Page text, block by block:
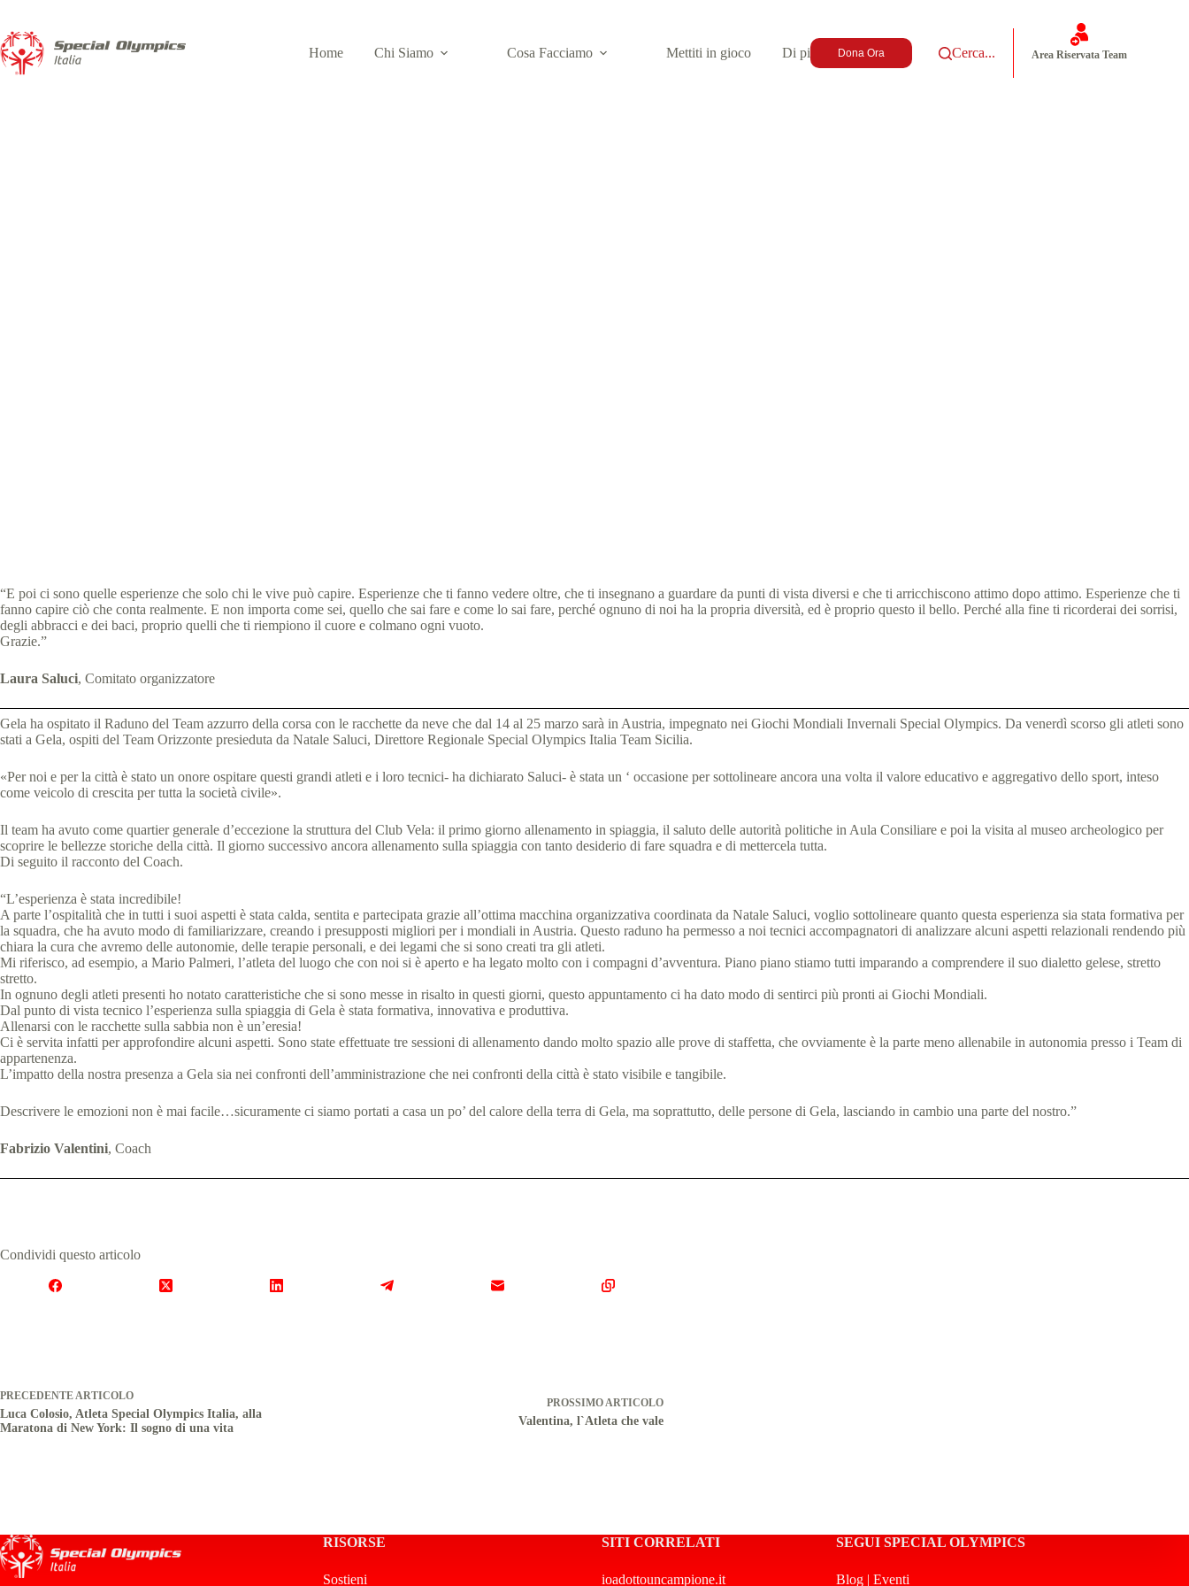
Home Chi Siamo Cosa Facciamo Mettiti in gioco Di più Dona Ora Cerca... Area Riservata Team
“E poi ci sono quelle esperienze che solo chi le vive può capire. Esperienze che ti fanno vedere oltre, che ti insegnano a guardare da punti di vista diversi e che ti arricchiscono attimo dopo attimo. Esperienze che ti
fanno capire ciò che conta realmente. E non importa come sei, quello che sai fare e come lo sai fare, perché ognuno di noi ha la propria diversità, ed è proprio questo il bello. Perché alla fine ti ricorderai dei sorrisi,
degli abbracci e dei baci, proprio quelli che ti riempiono il cuore e colmano ogni vuoto.
Grazie.”
Laura Saluci, Comitato organizzatore
Gela ha ospitato il Raduno del Team azzurro della corsa con le racchette da neve che dal 14 al 25 marzo sarà in Austria, impegnato nei Giochi Mondiali Invernali Special Olympics. Da venerdì scorso gli atleti sono
stati a Gela, ospiti del Team Orizzonte presieduta da Natale Saluci, Direttore Regionale Special Olympics Italia Team Sicilia.
«Per noi e per la città è stato un onore ospitare questi grandi atleti e i loro tecnici- ha dichiarato Saluci- è stata un ‘ occasione per sottolineare ancora una volta il valore educativo e aggregativo dello sport, inteso
come veicolo di crescita per tutta la società civile».
Il team ha avuto come quartier generale d’eccezione la struttura del Club Vela: il primo giorno allenamento in spiaggia, il saluto delle autorità politiche in Aula Consiliare e poi la visita al museo archeologico per
scoprire le bellezze storiche della città. Il giorno successivo ancora allenamento sulla spiaggia con tanto desiderio di fare squadra e di mettercela tutta.
Di seguito il racconto del Coach.
“L’esperienza è stata incredibile!
A parte l’ospitalità che in tutti i suoi aspetti è stata calda, sentita e partecipata grazie all’ottima macchina organizzativa coordinata da Natale Saluci, voglio sottolineare quanto questa esperienza sia stata formativa per
la squadra, che ha avuto modo di familiarizzare, creando i presupposti migliori per i mondiali in Austria. Questo raduno ha permesso a noi tecnici accompagnatori di analizzare alcuni aspetti relazionali rendendo più
chiara la cura che avremo delle autonomie, delle terapie personali, e dei legami che si sono creati tra gli atleti.
Mi riferisco, ad esempio, a Mario Palmeri, l’atleta del luogo che con noi si è aperto e ha legato molto con i compagni d’avventura. Piano piano stiamo tutti imparando a comprendere il suo dialetto gelese, stretto
stretto.
In ognuno degli atleti presenti ho notato caratteristiche che si sono messe in risalto in questi giorni, questo appuntamento ci ha dato modo di sentirci più pronti ai Giochi Mondiali.
Dal punto di vista tecnico l’esperienza sulla spiaggia di Gela è stata formativa, innovativa e produttiva.
Allenarsi con le racchette sulla sabbia non è un’eresia!
Ci è servita infatti per approfondire alcuni aspetti. Sono state effettuate tre sessioni di allenamento dando molto spazio alle prove di staffetta, che ovviamente è la parte meno allenabile in autonomia presso i Team di
appartenenza.
L’impatto della nostra presenza a Gela sia nei confronti dell’amministrazione che nei confronti della città è stato visibile e tangibile.
Descrivere le emozioni non è mai facile…sicuramente ci siamo portati a casa un po’ del calore della terra di Gela, ma soprattutto, delle persone di Gela, lasciando in cambio una parte del nostro.”
Fabrizio Valentini, Coach
Condividi questo articolo
PRECEDENTEARTICOLO
Luca Colosio, Atleta Special Olympics Italia, alla
Maratona di New York: Il sogno di una vita
PROSSIMOARTICOLO
Valentina, l`Atleta che vale
RISORSE
Sostieni
SITI CORRELATI
ioadottouncampione.it
SEGUI SPECIAL OLYMPICS
Blog| Eventi